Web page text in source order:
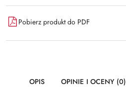
Pobierz produkt do PDF
OPIS OPINIE I OCENY (0)